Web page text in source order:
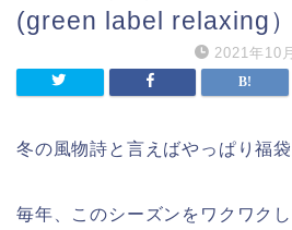
(green label relaxing）
2021年10
冬の風物詩と言えばやっぱり福袋
毎年、このシーズンをワクワク